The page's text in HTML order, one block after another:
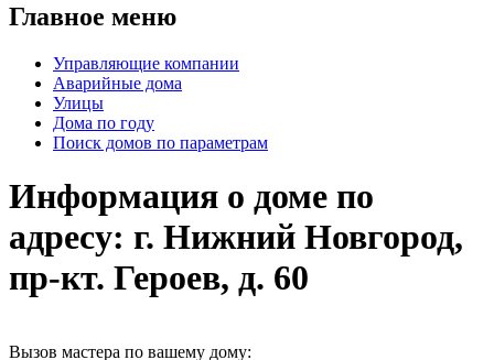
Главное меню
Управляющие компании
Аварийные дома
Улицы
Дома по году
Поиск домов по параметрам
Информация о доме по
адресу: г. Нижний Новгород,
пр-кт. Героев, д. 60
Вызов мастера по вашему дому: